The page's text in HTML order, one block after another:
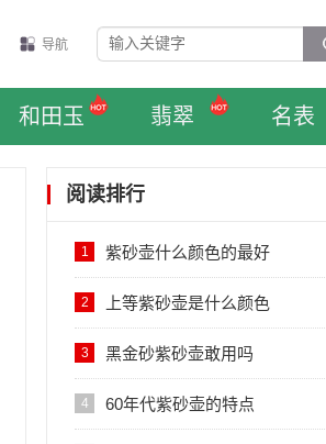
导航
和田玉 翡翠 名表
阅读排行
1 紫砂壶什么颜色的最好
2 上等紫砂壶是什么颜色
3 黑金砂紫砂壶敢用吗
4 60年代紫砂壶的特点